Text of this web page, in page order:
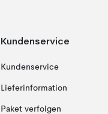
Kundenservice
Kundenservice
Lieferinformation
Paket verfolgen